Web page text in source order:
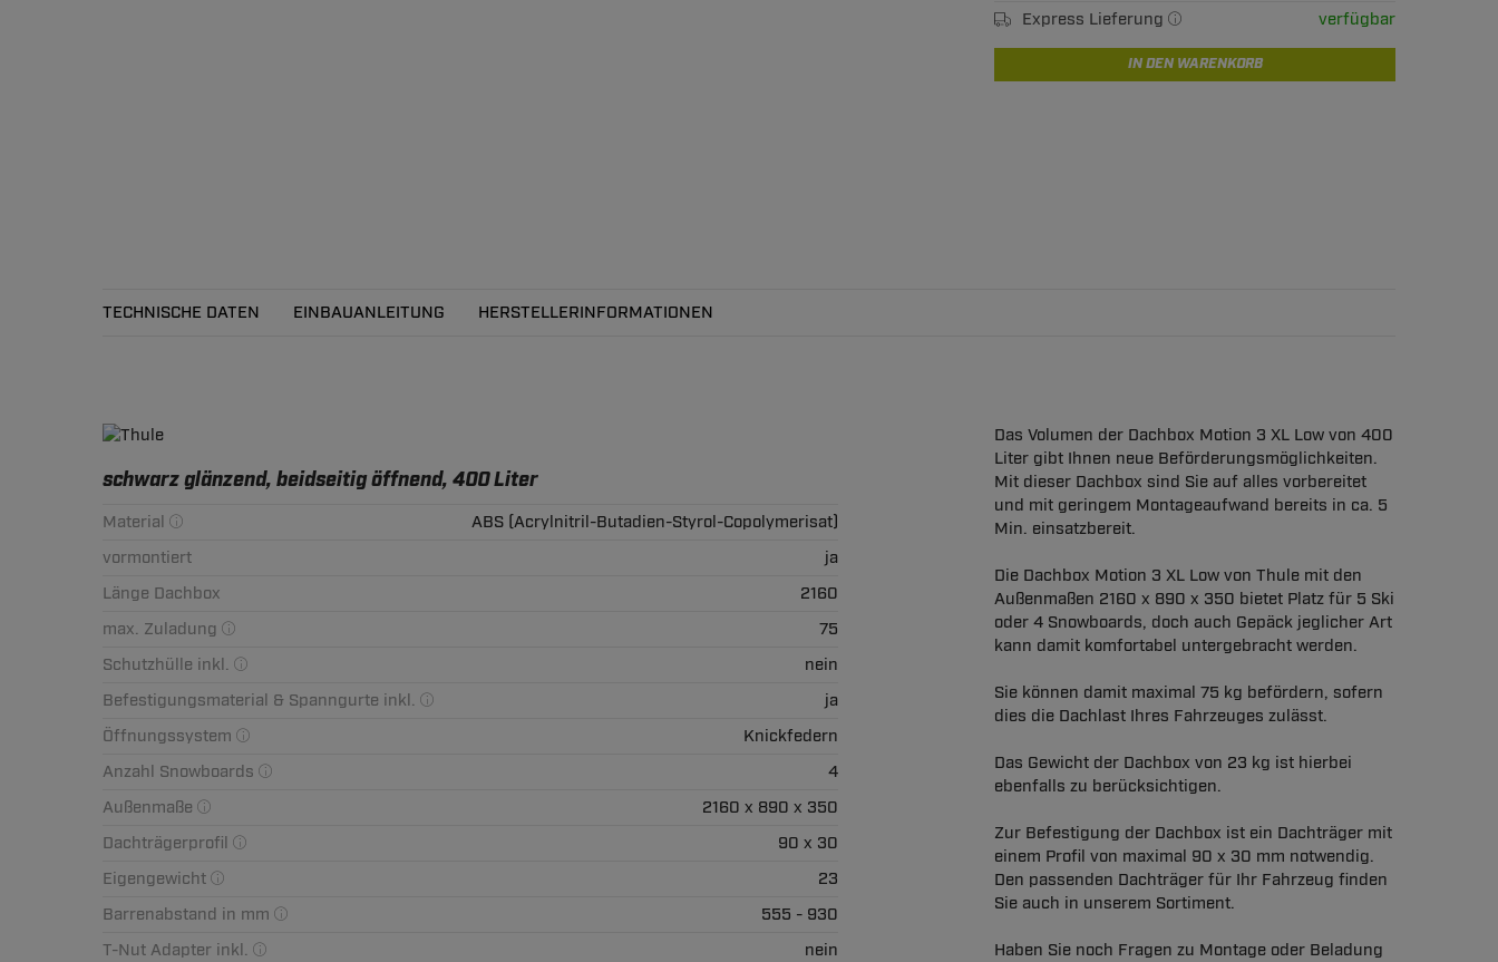
Express Lieferung
verfügbar
IN DEN WARENKORB
TECHNISCHE DATEN EINBAUANLEITUNG HERSTELLERINFORMATIONEN
schwarz glänzend, beidseitig öffnend, 400 Liter
Material
ABS (Acrylnitril-Butadien-Styrol-Copolymerisat)
vormontiert
ja
Länge Dachbox
2160
max. Zuladung
75
Schutzhülle inkl.
nein
Befestigungsmaterial & Spanngurte inkl.
ja
Öffnungssystem
Knickfedern
Anzahl Snowboards
4
Außenmaße
2160 x 890 x 350
Dachträgerprofil
90 x 30
Eigengewicht
23
Barrenabstand in mm
555 - 930
T-Nut Adapter inkl.
nein
Das Volumen der Dachbox Motion 3 XL Low von 400
Liter gibt Ihnen neue Beförderungsmöglichkeiten.
Mit dieser Dachbox sind Sie auf alles vorbereitet
und mit geringem Montageaufwand bereits in ca. 5
Min. einsatzbereit.
Die Dachbox Motion 3 XL Low von Thule mit den
Außenmaßen 2160 x 890 x 350 bietet Platz für 5 Ski
oder 4 Snowboards, doch auch Gepäck jeglicher Art
kann damit komfortabel untergebracht werden.
Sie können damit maximal 75 kg befördern, sofern
dies die Dachlast Ihres Fahrzeuges zulässt.
Das Gewicht der Dachbox von 23 kg ist hierbei
ebenfalls zu berücksichtigen.
Zur Befestigung der Dachbox ist ein Dachträger mit
einem Profil von maximal 90 x 30 mm notwendig.
Den passenden Dachträger für Ihr Fahrzeug finden
Sie auch in unserem Sortiment.
Haben Sie noch Fragen zu Montage oder Beladung